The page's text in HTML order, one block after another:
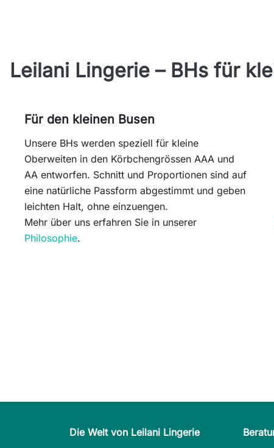
Leilani Lingerie – BHs für
Für den kleinen Busen
Unsere BHs werden speziell für kleine
Oberweiten in den Körbchengrössen AAA und
AA entworfen. Schnitt und Proportionen sind auf
eine natürliche Passform abgestimmt und geben
leichten Halt, ohne einzuengen.
Mehr über uns erfahren Sie in unserer
Philosophie.
Die Welt von Leilani Lingerie